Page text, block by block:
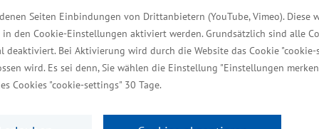
Seiten Einbindungen von Drittanbietern (YouTube, Vimeo). Diese
in den Cookie-Einstellungen aktiviert werden. Grundsätzlich sind alle
Bei Aktivierung wird durch die Website das Cookie "cookie-
wird. Es sei denn, Sie wählen die Einstellung "Einstellungen
Cookies "cookie-settings" 30 Tage.
Schwerin mit einem hohen zweistelligen
entstehen“, machte
der AMEOS Gruppe in der Züricher Zentrale